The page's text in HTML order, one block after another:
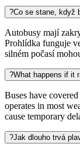
?Co se stane, když
Autobusy mají
Prohlídka funguje
silném počasí
?What happens if it
Buses have
operates in most
cause temporary
?Jak dlouho trvá